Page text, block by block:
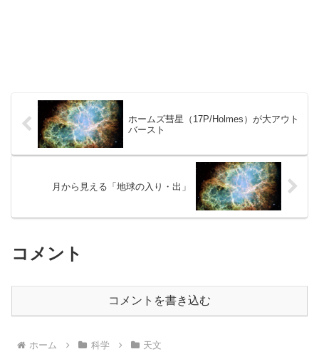
ホームズ彗星（17P/Holmes）が大アウト
バースト
月から見える「地球の入り・出」
コメント
コメントを書き込む
ホーム 科学 天文